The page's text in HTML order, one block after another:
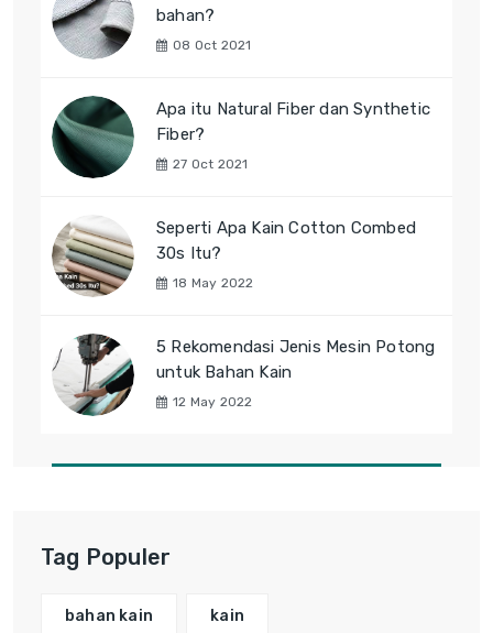
bahan?
08 Oct 2021
Apa itu Natural Fiber dan Synthetic
Fiber?
27 Oct 2021
Seperti Apa Kain Cotton Combed
30s Itu?
18 May 2022
5 Rekomendasi Jenis Mesin Potong
untuk Bahan Kain
12 May 2022
Tag Populer
bahan kain kain